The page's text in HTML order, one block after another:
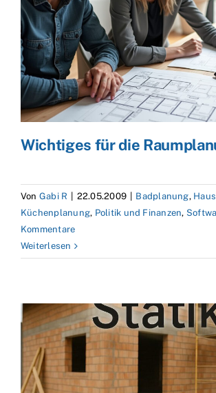
Wichtiges für die
Von Gabi R 22.05.2009 Badplanung,
Küchenplanung, Politik und Finanzen,
Kommentare
Weiterlesen